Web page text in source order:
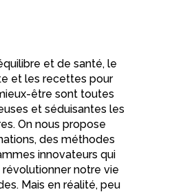
et de santé, le
et les recettes pour
être sont toutes
et séduisantes les
On nous propose
des méthodes
innovateurs qui
notre vie
Mais en réalité, peu